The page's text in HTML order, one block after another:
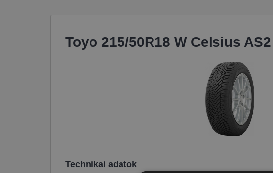
Toyo 215/50R18 W Celsius AS2
Technikai adatok